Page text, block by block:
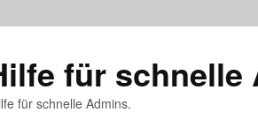
für schnelle
für schnelle Admins.